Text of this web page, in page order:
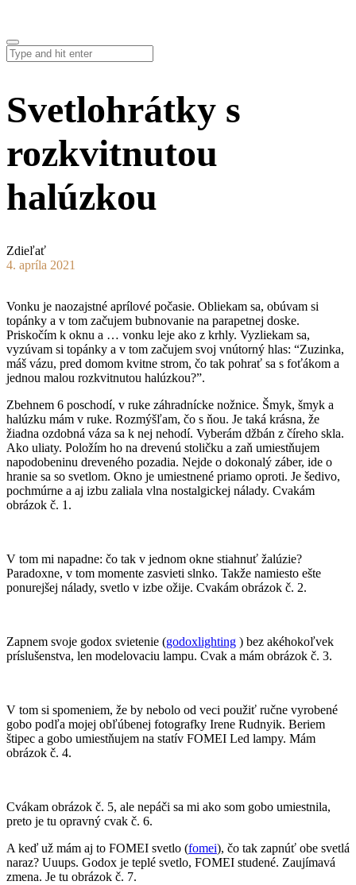
Svetlohrátky s
rozkvitnutou
halúzkou
Zdieľať
4. apríla 2021
Vonku je naozajstné aprílové počasie. Obliekam sa, obúvam si
topánky a v tom začujem bubnovanie na parapetnej doske.
Priskočím k oknu a … vonku leje ako z krhly. Vyzliekam sa,
vyzúvam si topánky a v tom začujem svoj vnútorný hlas: “Zuzinka,
máš vázu, pred domom kvitne strom, čo tak pohrať sa s foťákom a
jednou malou rozkvitnutou halúzkou?”.
Zbehnem 6 poschodí, v ruke záhradnícke nožnice. Šmyk, šmyk a
halúzku mám v ruke. Rozmýšľam, čo s ňou. Je taká krásna, že
žiadna ozdobná váza sa k nej nehodí. Vyberám džbán z číreho skla.
Ako uliaty. Položím ho na drevenú stoličku a zaň umiestňujem
napodobeninu dreveného pozadia. Nejde o dokonalý záber, ide o
hranie sa so svetlom. Okno je umiestnené priamo oproti. Je šedivo,
pochmúrne a aj izbu zaliala vlna nostalgickej nálady. Cvakám
obrázok č. 1.
V tom mi napadne: čo tak v jednom okne stiahnuť žalúzie?
Paradoxne, v tom momente zasvieti slnko. Takže namiesto ešte
ponurejšej nálady, svetlo v izbe ožije. Cvakám obrázok č. 2.
Zapnem svoje godox svietenie (godoxlighting ) bez akéhokoľvek
príslušenstva, len modelovaciu lampu. Cvak a mám obrázok č. 3.
V tom si spomeniem, že by nebolo od veci použiť ručne vyrobené
gobo podľa mojej obľúbenej fotografky Irene Rudnyik. Beriem
štipec a gobo umiestňujem na statív FOMEI Led lampy. Mám
obrázok č. 4.
Cvákam obrázok č. 5, ale nepáči sa mi ako som gobo umiestnila,
preto je tu opravný cvak č. 6.
A keď už mám aj to FOMEI svetlo (fomei), čo tak zapnúť obe svetlá
naraz? Uuups. Godox je teplé svetlo, FOMEI studené. Zaujímavá
zmena. Je tu obrázok č. 7.